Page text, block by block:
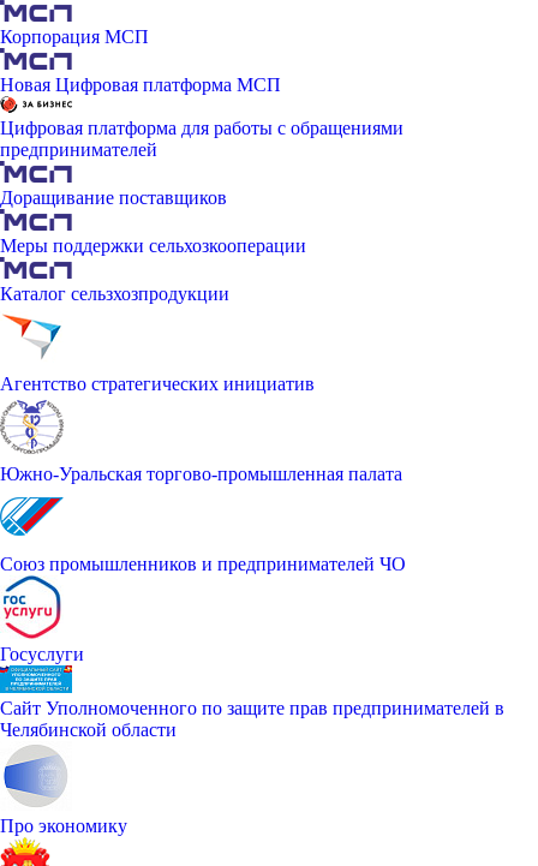
Корпорация МСП
Новая Цифровая платформа МСП
Цифровая платформа для работы с обращениями
предпринимателей
Доращивание поставщиков
Меры поддержки сельхозкооперации
Каталог сельзхозпродукции
Агентство стратегических инициатив
Южно-Уральская торгово-промышленная палата
Союз промышленников и предпринимателей ЧО
Госуслуги
Сайт Уполномоченного по защите прав предпринимателей в
Челябинской области
Про экономику